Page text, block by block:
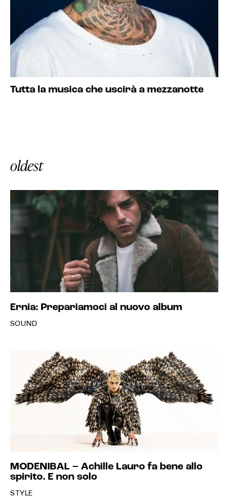
Tutta la musica che uscirà a mezzanotte
oldest
Ernia: Prepariamoci al nuovo album
SOUND
MODENIBAL – Achille Lauro fa bene allo
spirito. E non solo
STYLE